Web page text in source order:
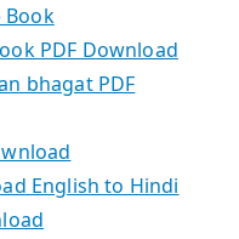
Book
PDF Download
bhagat PDF
English to Hindi